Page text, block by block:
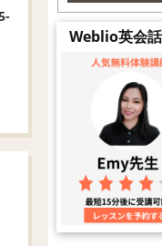
Weblio英会